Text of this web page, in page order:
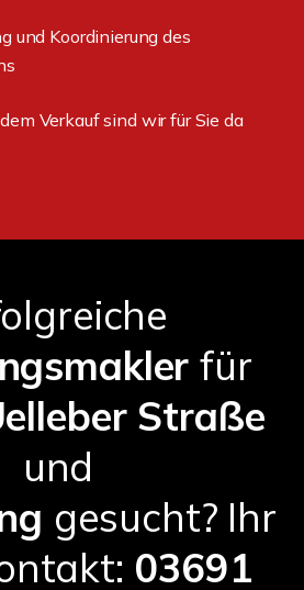
und Koordinierung des
Verkauf sind wir für Sie da
für
Straße
und
gesucht? Ihr
03691